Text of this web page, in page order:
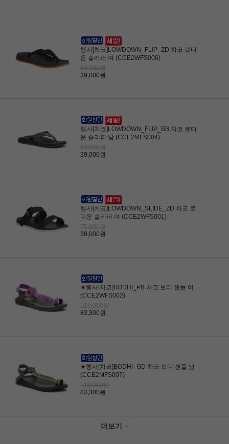
행사[차코]LOWDOWN_FLIP_ZD 차코 로다
운 슬리퍼 여 (CCE2WFS006)
69,000원
39,000원
행사[차코]LOWDOWN_FLIP_BB 차코 로다
운 슬리퍼 남 (CCE2MFS004)
69,000원
39,000원
행사[차코]LOWDOWN_SLIDE_ZD 차코 로
다운 슬리퍼 여 (CCE2WFS001)
75,000원
39,000원
★행사[차코]BODHI_PB 차코 보디 샌들 여
(CCE2WFS002)
119,000원
83,300원
★행사[차코]BODHI_GD 차코 보디 샌들 남
(CCE2MFS007)
119,000원
83,300원
더보기